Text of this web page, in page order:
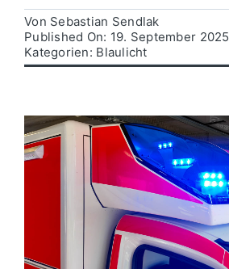
Politik
Wirtschaft
Von Sebastian Sendlak
Published On: 19. September 2025
Kategorien: Blaulicht